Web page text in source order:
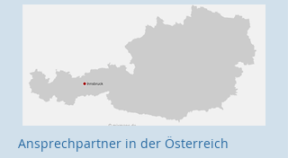
Ansprechpartner in der Österreich